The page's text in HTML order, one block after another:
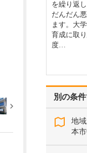
別の条
地
本
を繰り返
だんだん
ます。大
育成に取
度…